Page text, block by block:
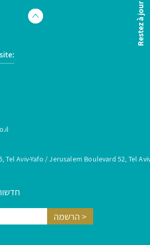
Restez à jour
Tel Aviv-Yafo / Jerusalem Boulevard 52, Tel